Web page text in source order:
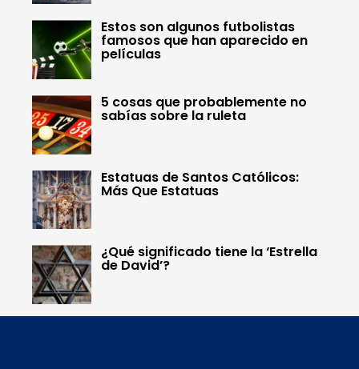
Estos son algunos futbolistas
famosos que han aparecido en
películas
5 cosas que probablemente no
sabías sobre la ruleta
Estatuas de Santos Católicos:
Más Que Estatuas
¿Qué significado tiene la ‘Estrella
de David’?